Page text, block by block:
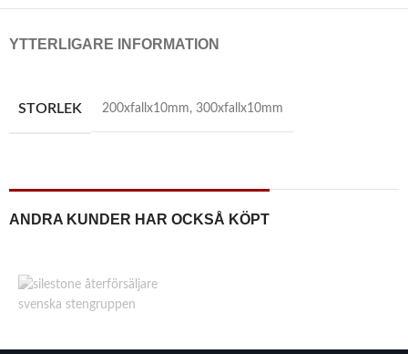
YTTERLIGARE INFORMATION
STORLEK 200xfallx10mm, 300xfallx10mm
ANDRA KUNDER HAR OCKSÅ KÖPT